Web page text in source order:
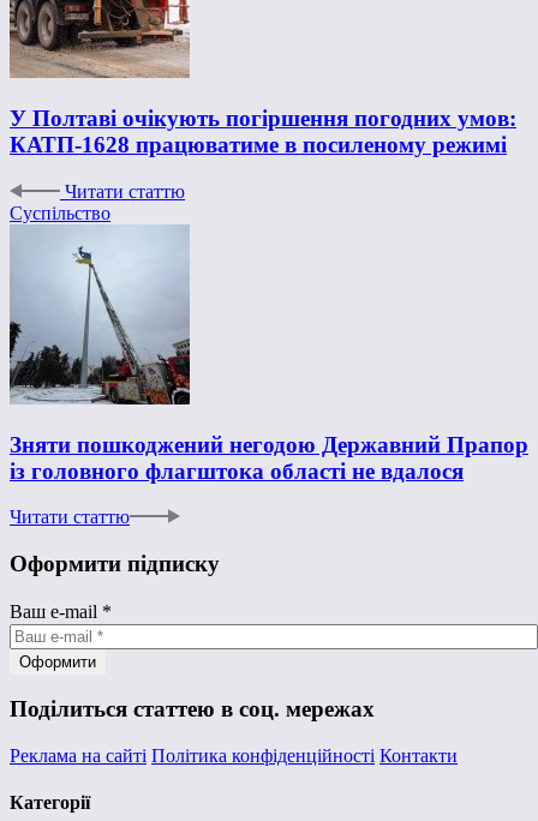
У Полтаві очікують погіршення погодних умов:
КАТП-1628 працюватиме в посиленому режимі
Читати статтю
Суспільство
Зняти пошкоджений негодою Державний Прапор
із головного флагштока області не вдалося
Читати статтю
Оформити підписку
Ваш e-mail *
Поділиться статтею в соц. мережах
Реклама на сайті Політика конфіденційності Контакти
Категорії